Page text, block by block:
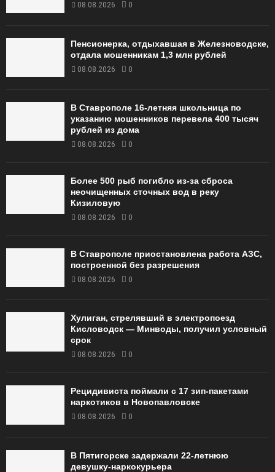
08.08.2026 0
Пенсионерка, отдыхавшая в Железноводске,
отдала мошенникам 1,3 млн рублей
08.08.2026 0
В Ставрополе 16-летняя школьница по
указанию мошенников перевела 400 тысяч
рублей из дома
08.08.2026 0
Более 500 рыб погибло из-за сброса
неочищенных сточных вод в реку
Кизиловую
08.08.2026 0
В Ставрополе приостановлена работа АЗС,
построенной без разрешения
08.08.2026 0
Хулиган, стрелявший в электропоезд
Кисловодск — Минводы, получил условный
срок
08.08.2026 0
Рецидивиста поймали с 17 зип-пакетами
наркотиков в Новопавловске
08.08.2026 0
В Пятигорске задержали 22-летнюю
девушку-наркокурьера